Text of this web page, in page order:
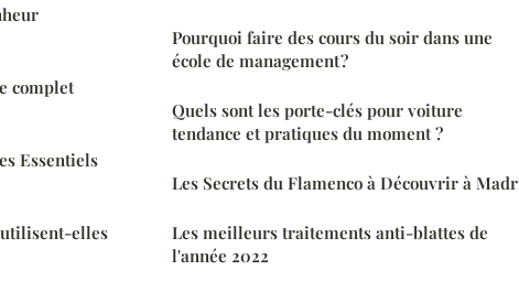
complet
Essentiels
utilisent-elles
Pourquoi faire des cours du soir dans une
école de management ?
Quels sont les porte-clés pour voiture
tendance et pratiques du moment ?
Les Secrets du Flamenco à Découvrir à
Les meilleurs traitements anti-blattes de
l'année 2022